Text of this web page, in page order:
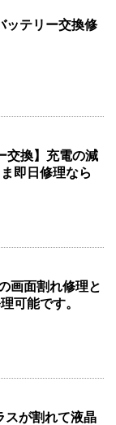
ッテリー交換修
交換】充電の減
即日修理なら
画面割れ修理と
可能です。
スが割れて液晶